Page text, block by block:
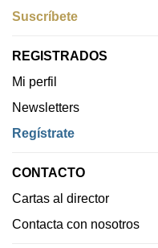
Suscríbete
REGISTRADOS
Mi perfil
Newsletters
Regístrate
CONTACTO
Cartas al director
Contacta con nosotros